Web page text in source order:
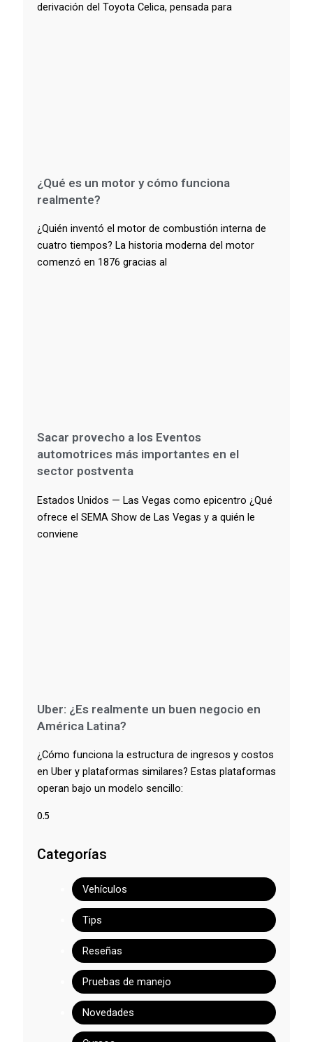
derivación del Toyota Celica, pensada para
¿Qué es un motor y cómo funciona
realmente?
¿Quién inventó el motor de combustión interna de
cuatro tiempos? La historia moderna del motor
comenzó en 1876 gracias al
Sacar provecho a los Eventos
automotrices más importantes en el
sector postventa
Estados Unidos — Las Vegas como epicentro ¿Qué
ofrece el SEMA Show de Las Vegas y a quién le
conviene
Uber: ¿Es realmente un buen negocio en
América Latina?
¿Cómo funciona la estructura de ingresos y costos
en Uber y plataformas similares? Estas plataformas
operan bajo un modelo sencillo:
Categorías
Vehículos
Tips
Reseñas
Pruebas de manejo
Novedades